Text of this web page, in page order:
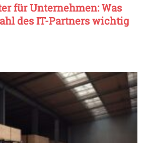
für Unternehmen: Was
des IT-Partners wichtig